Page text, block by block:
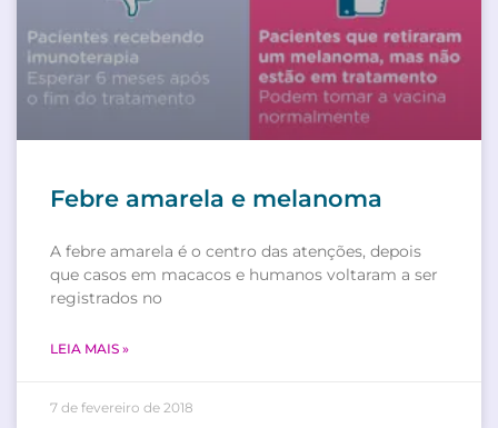
Febre amarela e melanoma
A febre amarela é o centro das atenções, depois
que casos em macacos e humanos voltaram a ser
registrados no
LEIA MAIS »
7 de fevereiro de 2018